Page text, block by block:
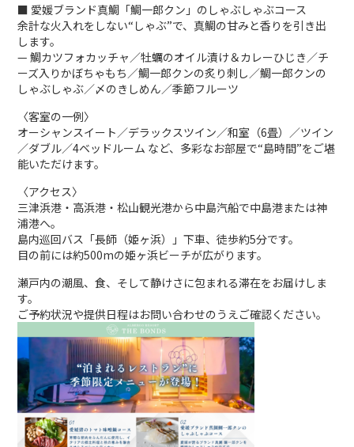
■ 愛媛ブランド真鯛「鯛一郎クン」のしゃぶしゃぶコース
余計な火入れをしない“しゃぶ”で、真鯛の甘みと香りを引き出
します。
— 鯛カツフォカッチャ／牡蠣のオイル漬け＆カレーひじき／チ
ーズ入りかぼちゃもち／鯛一郎クンの炙り刺し／鯛一郎クンの
しゃぶしゃぶ／〆のきしめん／季節フルーツ
〈客室の一例〉
オーシャンスイート／デラックスツイン／和室（6畳）／ツイン
／ダブル／4ベッドルーム など、多彩なお部屋で“島時間”をご堪
能いただけます。
〈アクセス〉
三津浜港・高浜港・松山観光港から中島汽船で中島港または神
浦港へ。
島内巡回バス「長師（姫ヶ浜）」下車、徒歩約5分です。
目の前には約500mの姫ヶ浜ビーチが広がります。
瀬戸内の潮風、食、そして静けさに包まれる滞在をお届けしま
す。
ご予約状況や提供日程はお問い合わせのうえご確認ください。